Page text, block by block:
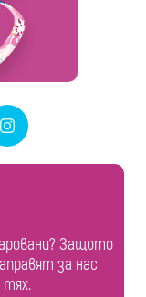
Защото
за нас
тях.